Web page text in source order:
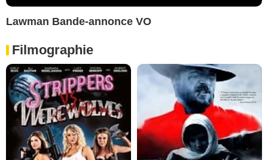
Lawman Bande-annonce VO
Filmographie